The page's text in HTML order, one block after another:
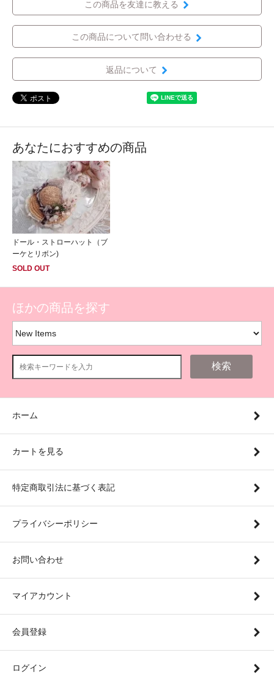
この商品を友達に教える
この商品について問い合わせる
返品について
あなたにおすすめの商品
ドール・ストローハット（ブ
ーケとリボン)
SOLD OUT
ほかの商品を探す
検索
ホーム
カートを見る
特定商取引法に基づく表記
プライバシーポリシー
お問い合わせ
マイアカウント
会員登録
ログイン